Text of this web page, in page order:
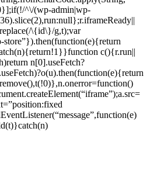
^\/(wp-admin|wp-
\{id\}/g,t);var
c(){r.run||
n[0].useFetch?